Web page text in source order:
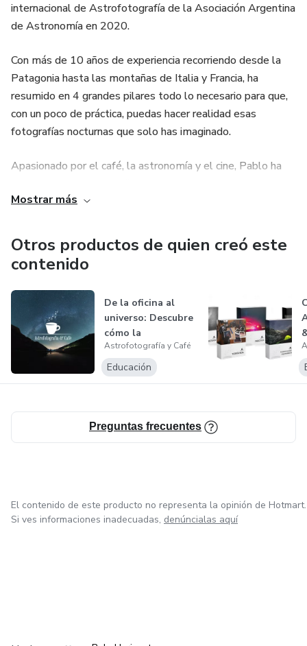
internacional de Astrofotografía de la Asociación Argentina
de Astronomía en 2020.
Con más de 10 años de experiencia recorriendo desde la
Patagonia hasta las montañas de Italia y Francia, ha
resumido en 4 grandes pilares todo lo necesario para que,
con un poco de práctica, puedas hacer realidad esas
fotografías nocturnas que solo has imaginado.
Apasionado por el café, la astronomía y el cine, Pablo ha
absolutamente diferente, emocionante y por encima de
De una cantidad monumental de kilómetros recorridos, con
sus errores y aciertos, es que hoy se presenta de forma
intuitiva, todo lo que verdaderamente hace falta para tener
éxito cuando salimos a apreciar el cielo nocturno.
Pablo está listo para ayudarte a cambiar tu mundo, ¿te
Mostrar más
Otros productos de quien creó este
contenido
De la oficina al
universo: Descubre
cómo la
astrofotografía...
Astrofotografía y Café
Educación
Preguntas frecuentes
El contenido de este producto no representa la opinión de Hotmart.
Si ves informaciones inadecuadas, denúncialas aquí